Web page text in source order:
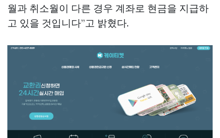
월과 취소월이 다른 경우 계좌로 현금을 지급하
고 있을 것입니다”고 밝혔다.